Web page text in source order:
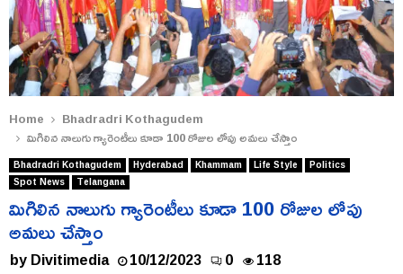
Home
Bhadradri Kothagudem
మిగిలిన నాలుగు గ్యారెంటీలు కూడా 100 రోజుల లోపు అమలు చేస్తాం
Bhadradri Kothagudem Hyderabad Khammam Life Style
Politics
Spot News
Telangana
మిగిలిన నాలుగు గ్యారెంటీలు కూడా 100 రోజుల లోపు
అమలు చేస్తాం
byDivitimedia 10/12/2023 0 118